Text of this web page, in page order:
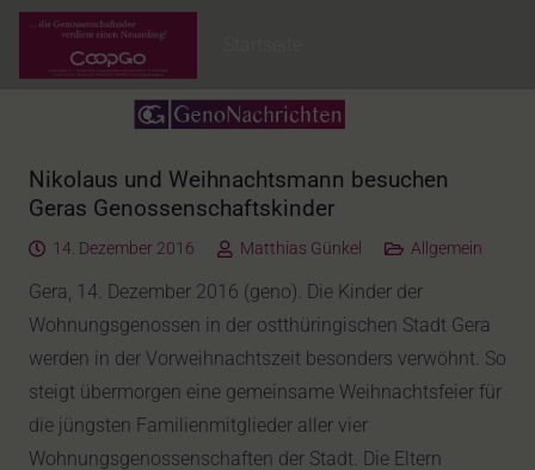
Nikolaus und Weihnachtsmann besuchen
Geras Genossenschaftskinder
14. Dezember 2016 Matthias Günkel Allgemein
Gera, 14. Dezember 2016 (geno). Die Kinder der
Wohnungsgenossen in der ostthüringischen Stadt Gera
werden in der Vorweihnachtszeit besonders verwöhnt. So
steigt übermorgen eine gemeinsame Weihnachtsfeier für
die jüngsten Familienmitglieder aller vier
Wohnungsgenossenschaften der Stadt. Die Eltern